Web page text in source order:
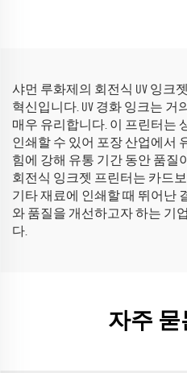
샤먼 루화제의 회전식 UV 잉크
혁신입니다. UV 경화 잉크는 거
매우 유리합니다. 이 프린터는
인쇄할 수 있어 포장 산업에서
힘에 강해 유통 기간 동안 품질
회전식 잉크젯 프린터는 카드
기타 재료에 인쇄할 때 뛰어난
와 품질을 개선하고자 하는 기
다.
자주 묻